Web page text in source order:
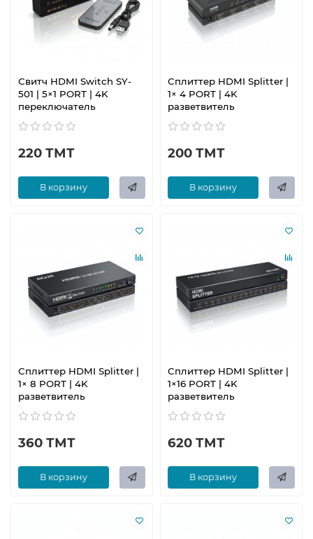
Свитч HDMI Switch SY-
501 | 5×1 PORT | 4K
переключатель
220 ТМТ
В корзину
Сплиттер HDMI Splitter |
1× 4 PORT | 4K
разветвитель
200 ТМТ
В корзину
Сплиттер HDMI Splitter |
1× 8 PORT | 4K
разветвитель
360 ТМТ
В корзину
Сплиттер HDMI Splitter |
1×16 PORT | 4K
разветвитель
620 ТМТ
В корзину